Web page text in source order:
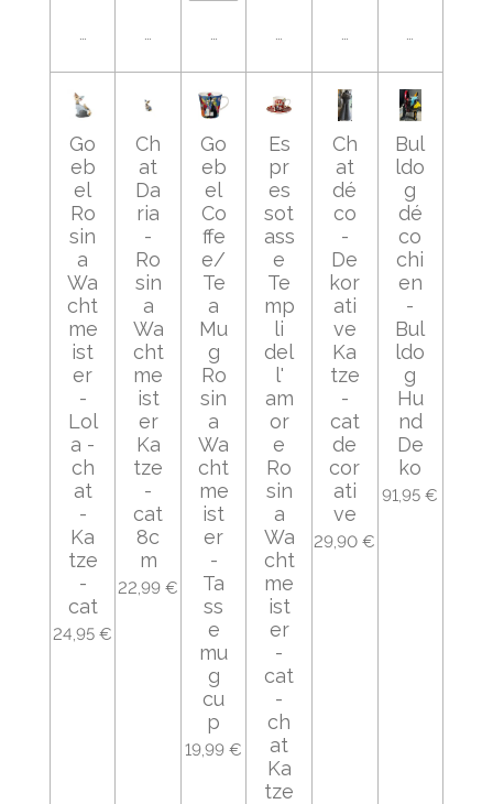
Ajouter au panierAjouter au panierAjouter au panierAjouter au panier
Ajouter au panier
Ajouter au
Go
eb
el
Ro
sin
a
Wa
cht
me
ist
er
-
Lol
a -
ch
at
-
Ka
tze
-
cat
24,95 €
Ch
at
Da
ria
-
Ro
sin
a
Wa
cht
me
ist
er
Ka
tze
-
cat
8c
m
22,99 €
Go
eb
el
Co
ffe
e/
Te
a
Mu
g
Ro
sin
a
Wa
cht
me
ist
er
-
Ta
ss
e
mu
g
cu
p
19,99 €
Es
pr
es
sot
ass
e
Te
mp
li
del
l'
am
or
e
Ro
sin
a
Wa
cht
me
ist
er
-
cat
-
ch
at
Ka
tze
Ch
at
dé
co
-
De
kor
ati
ve
Ka
tze
-
cat
de
cor
ati
ve
29,90 €
Bul
ldo
g
dé
co
chi
en
-
Bul
ldo
g
Hu
nd
De
ko
91,95 €